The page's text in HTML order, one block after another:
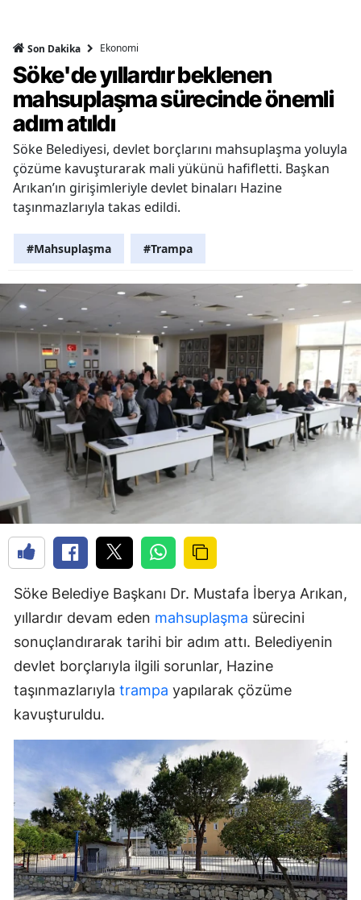
Son Dakika Ekonomi
Söke'de yıllardır beklenen
mahsuplaşma sürecinde önemli
adım atıldı
Söke Belediyesi, devlet borçlarını mahsuplaşma yoluyla
çözüme kavuşturarak mali yükünü hafifletti. Başkan
Arıkan’ın girişimleriyle devlet binaları Hazine
taşınmazlarıyla takas edildi.
#Mahsuplaşma #Trampa
Söke Belediye Başkanı Dr. Mustafa İberya Arıkan,
yıllardır devam eden mahsuplaşma sürecini
sonuçlandırarak tarihi bir adım attı. Belediyenin
devlet borçlarıyla ilgili sorunlar, Hazine
taşınmazlarıyla trampa yapılarak çözüme
kavuşturuldu.